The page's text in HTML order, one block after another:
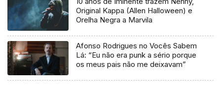
Original Kappa (Allen Halloween) e
Orelha Negra a Marvila
Afonso Rodrigues no Vocês Sabem
Lá: “Eu não era punk a sério porque
os meus pais não me deixavam”